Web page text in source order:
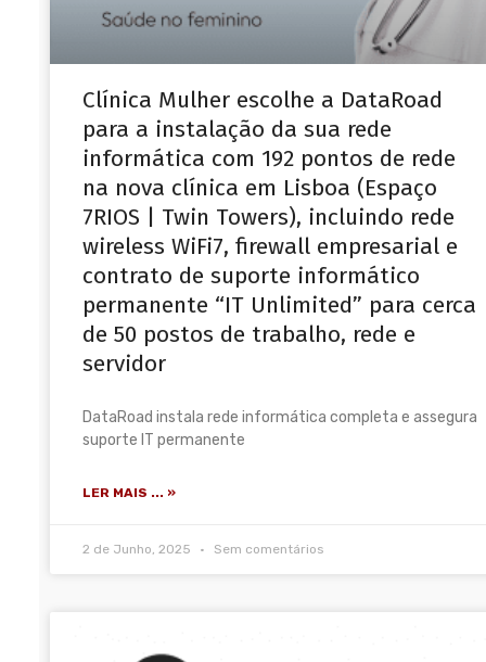
Clínica Mulher escolhe a DataRoad
para a instalação da sua rede
informática com 192 pontos de rede
na nova clínica em Lisboa (Espaço
7RIOS | Twin Towers), incluindo rede
wireless WiFi7, firewall empresarial e
contrato de suporte informático
permanente “IT Unlimited” para cerca
de 50 postos de trabalho, rede e
servidor
DataRoad instala rede informática completa e assegura
suporte IT permanente
LER MAIS ... »
2 de Junho, 2025 Sem comentários